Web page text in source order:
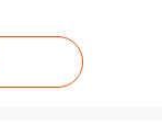
智能技术